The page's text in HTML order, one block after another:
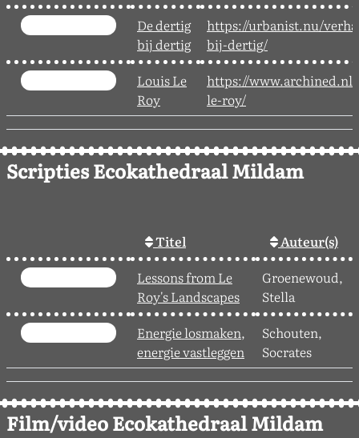
De dertig
bij dertig
https://urbanist.nu/
bij-dertig/
Louis Le
Roy
https://www.archined.nl/
le-roy/
Scripties Ecokathedraal Mildam
Titel
Auteur(s)
Lessons from Le
Roy's Landscapes
Groenewoud,
Stella
Energie losmaken,
energie vastleggen
Schouten,
Socrates
Film/video Ecokathedraal Mildam